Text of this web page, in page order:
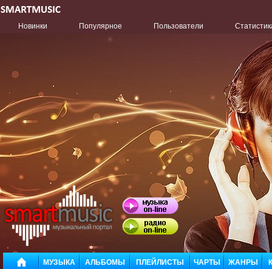
Новинки Популярное Пользователи
МУЗЫКА АЛЬБОМЫ ПЛЕЙЛИСТЫ ЧАРТЫ ЖАНРЫ